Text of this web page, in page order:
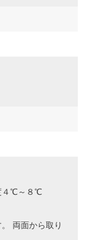
４℃～８℃
両面から取り